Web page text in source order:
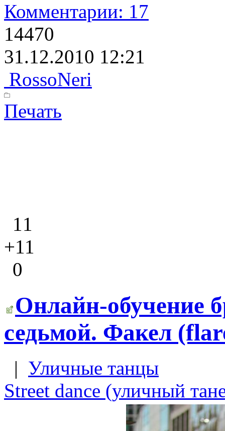
Комментарии: 17
14470
31.12.2010 12:21
RossoNeri
Печать
11
+11
0
Онлайн-обучение
седьмой. Факел
| Уличные танцы
Street dance (уличный